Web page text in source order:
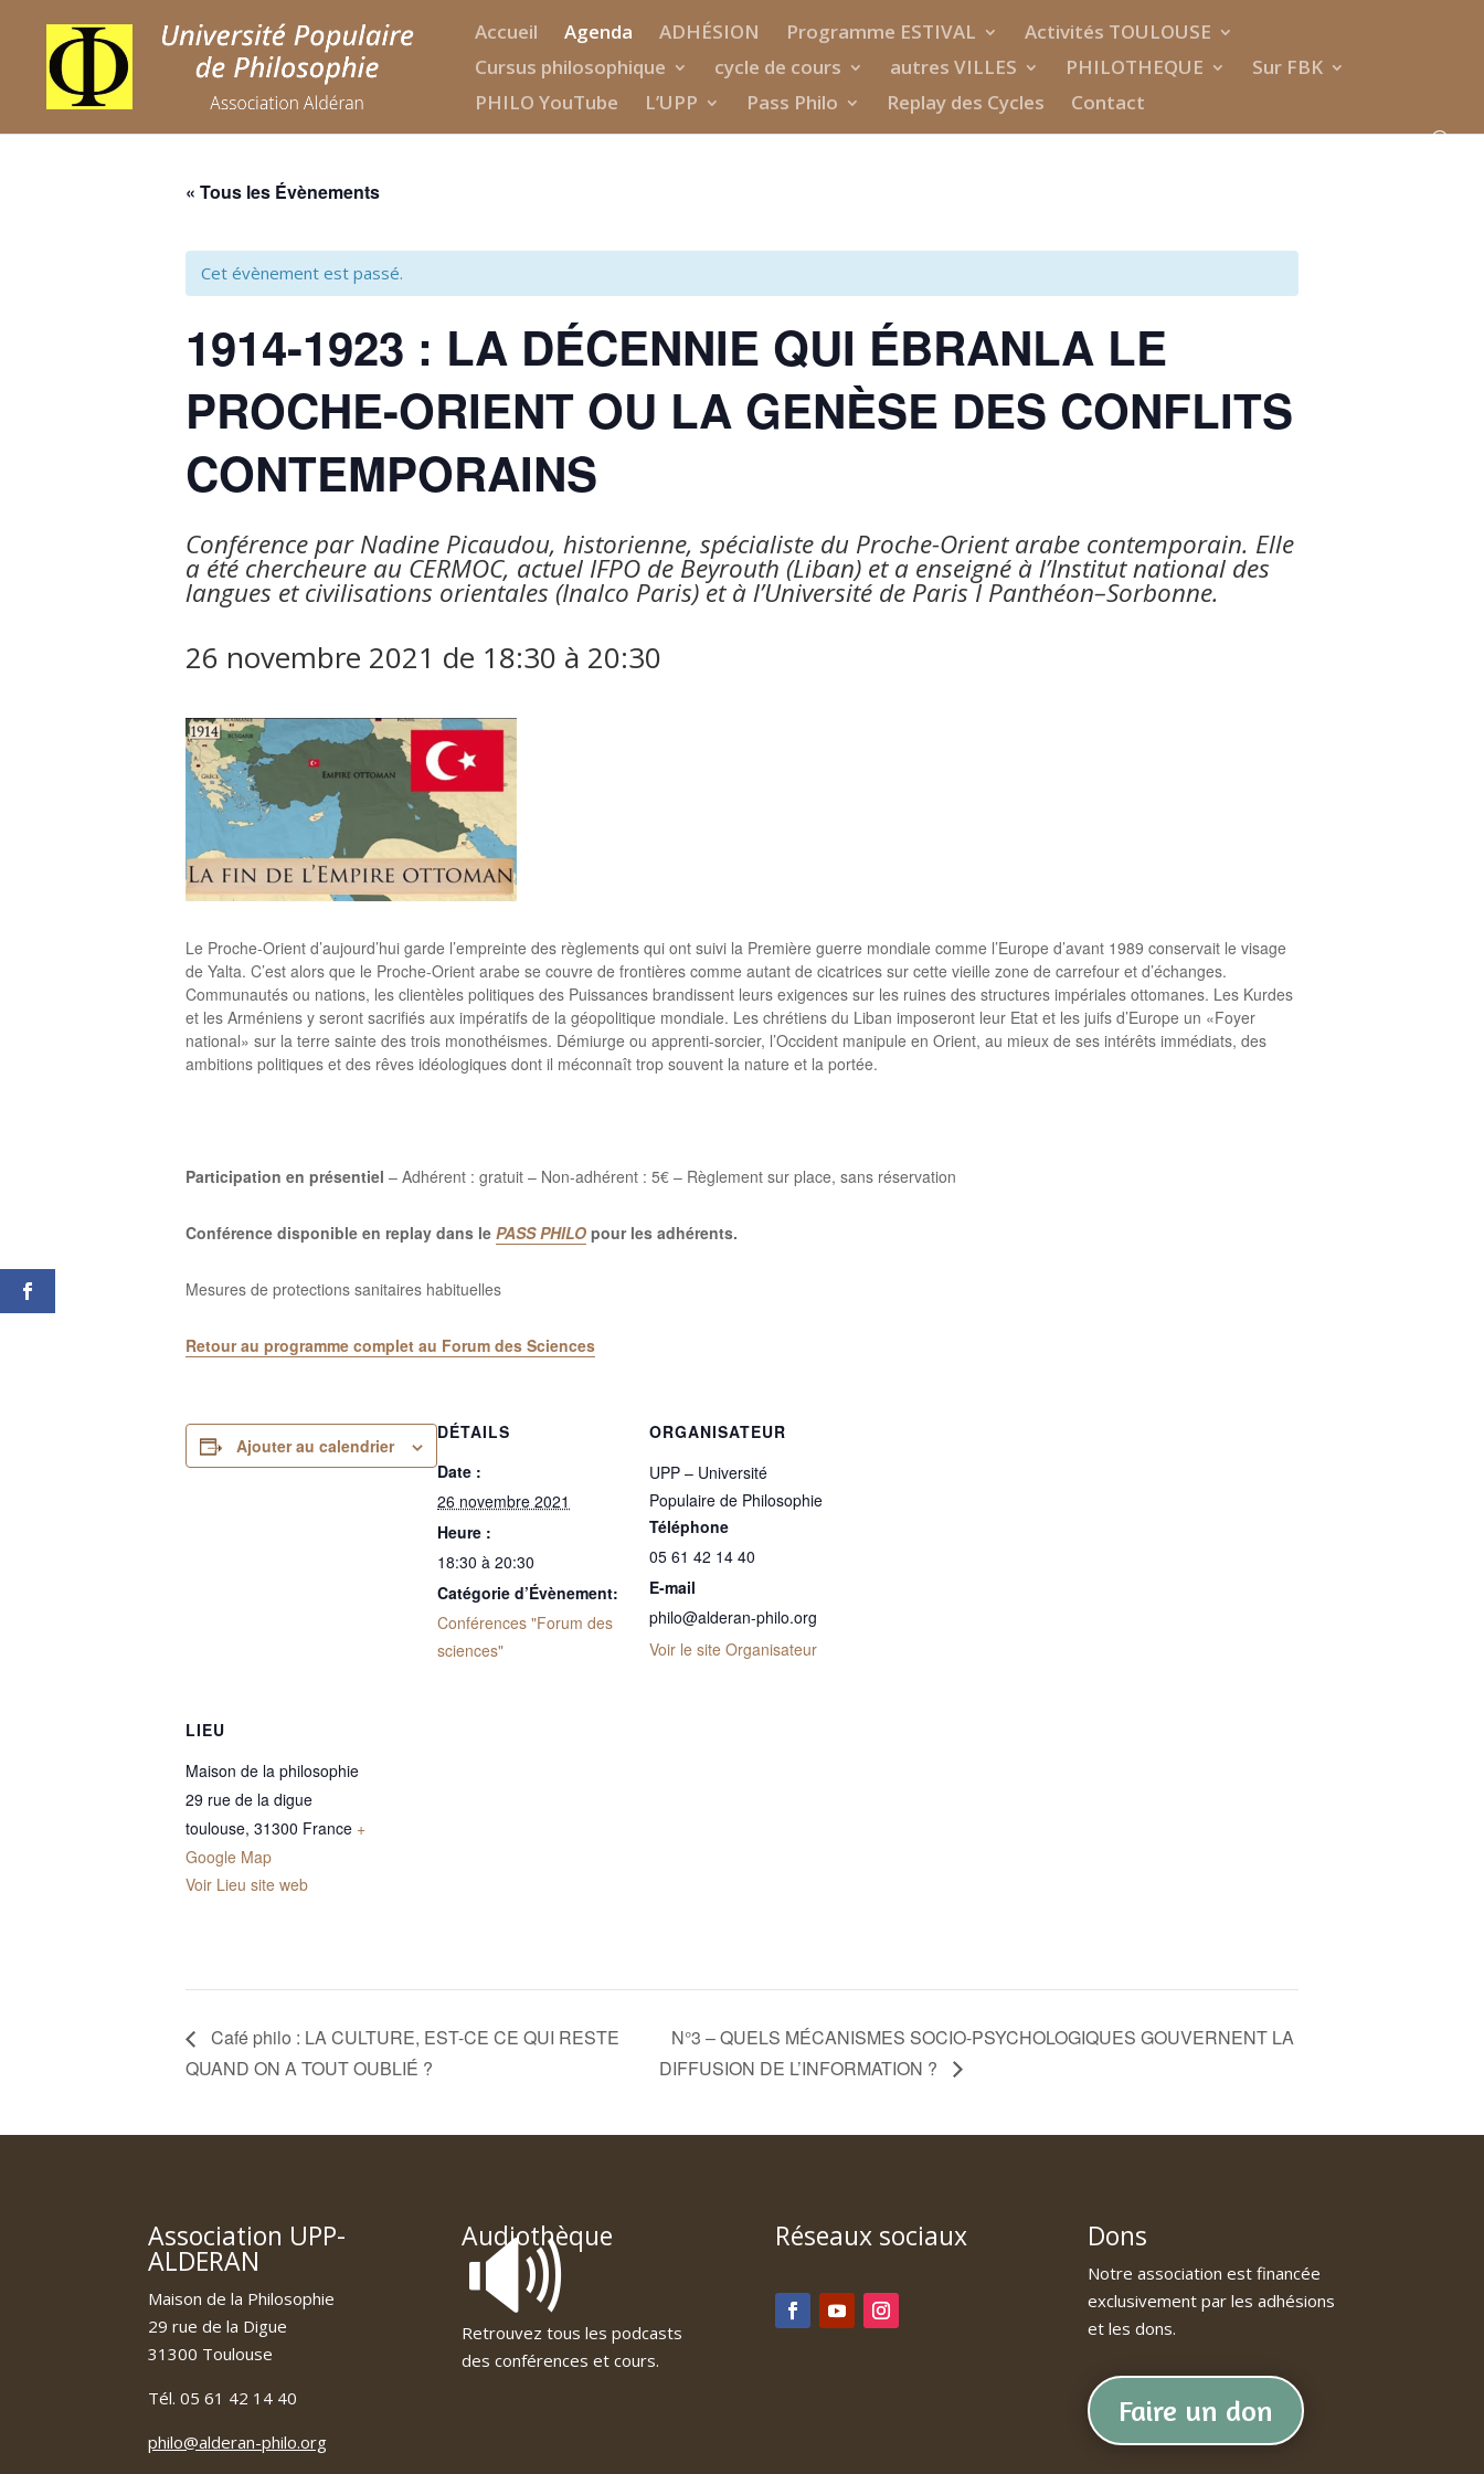
Accueil Agenda ADHÉSION Programme ESTIVAL
Activités TOULOUSE
Cursus philosophique
cycle de cours autres VILLES PHILOTHEQUE
Sur FBK
PHILO YouTube
L’UPP Pass Philo Replay des Cycles Contact
« Tous les Évènements
Cet évènement est passé.
1914-1923 : LA DÉCENNIE QUI ÉBRANLA LE
PROCHE-ORIENT OU LA GENÈSE DES CONFLITS
CONTEMPORAINS
Conférence par Nadine Picaudou, historienne, spécialiste du Proche-Orient arabe contemporain. Elle
a été chercheure au CERMOC, actuel IFPO de Beyrouth (Liban) et a enseigné à l’Institut national des
langues et civilisations orientales (Inalco Paris) et à l’Université de Paris I Panthéon–Sorbonne.
26 novembre 2021 de 18:30 à 20:30
Le Proche-Orient d’aujourd’hui garde l’empreinte des règlements qui ont suivi la Première guerre mondiale comme l’Europe d’avant 1989 conservait le visage
de Yalta. C’est alors que le Proche-Orient arabe se couvre de frontières comme autant de cicatrices sur cette vieille zone de carrefour et d’échanges.
Communautés ou nations, les clientèles politiques des Puissances brandissent leurs exigences sur les ruines des structures impériales ottomanes. Les Kurdes
et les Arméniens y seront sacrifiés aux impératifs de la géopolitique mondiale. Les chrétiens du Liban imposeront leur Etat et les juifs d’Europe un «Foyer
national» sur la terre sainte des trois monothéismes. Démiurge ou apprenti-sorcier, l’Occident manipule en Orient, au mieux de ses intérêts immédiats, des
ambitions politiques et des rêves idéologiques dont il méconnaît trop souvent la nature et la portée.
Participation en présentiel – Adhérent : gratuit – Non-adhérent : 5€ – Règlement sur place, sans réservation
Conférence disponible en replay dans le PASS PHILO pour les adhérents.
Mesures de protections sanitaires habituelles
Retour au programme complet au Forum des Sciences
Ajouter au calendrier
DÉTAILS
Date :
26 novembre 2021
Heure :
18:30 à 20:30
Catégorie d’Évènement:
Conférences "Forum des
sciences"
ORGANISATEUR
UPP – Université
Populaire de Philosophie
Téléphone
05 61 42 14 40
E-mail
philo@alderan-philo.org
Voir le site Organisateur
LIEU
Maison de la philosophie
29 rue de la digue
toulouse, 31300 France +
Google Map
Voir Lieu site web
Café philo : LA CULTURE, EST-CE CE QUI RESTE
QUAND ON A TOUT OUBLIÉ ?
N°3 – QUELS MÉCANISMES SOCIO-PSYCHOLOGIQUES GOUVERNENT LA
DIFFUSION DE L’INFORMATION ?
Association UPP-
ALDERAN
Maison de la Philosophie
29 rue de la Digue
31300 Toulouse
Tél. 05 61 42 14 40
philo@alderan-philo.org
Audiothèque
🔊
Retrouvez tous les podcasts
des conférences et cours.
Réseaux sociaux Dons
Notre association est financée
exclusivement par les adhésions
et les dons.
Faire un don